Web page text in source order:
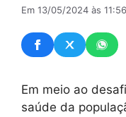
Em 13/05/2024 às 11:56
Em meio ao
saúde da